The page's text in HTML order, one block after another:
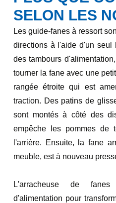
SELON LES
Les guide-fanes à ressort
directions à l'aide d'un seul
des tambours
tourner la fane avec une
rangée étroite qui est
traction. Des patins de
sont montés à côté des
empêche les pommes de
l'arrière. Ensuite, la fane
meuble, est à nouveau
L'arracheuse de
d'alimentation pour